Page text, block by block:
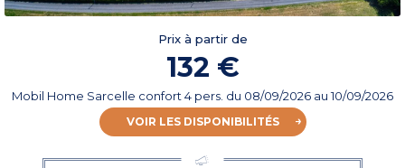
Prix à partir de
132 €
Mobil Home Sarcelle confort 4 pers. du 08/09/2026 au 10/09/2026
VOIR LES DISPONIBILITÉS